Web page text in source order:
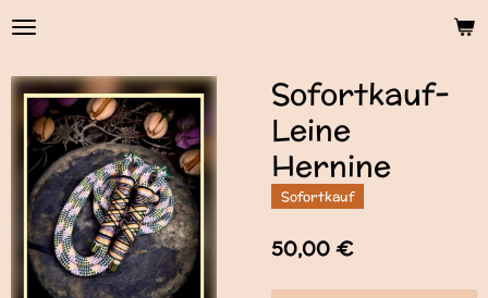
Zum
Hauptinhalt
Sofortkauf-
Leine
Hernine
Sofortkauf
50,00 €